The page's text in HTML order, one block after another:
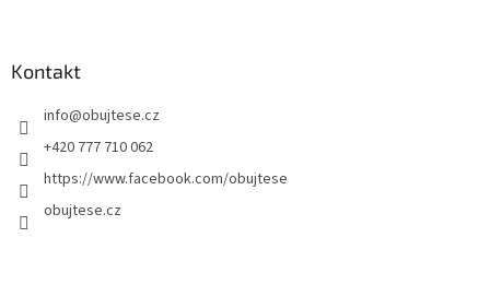
Kontakt
info@obujtese.cz
+420 777 710 062
https://www.facebook.com/obujtese
obujtese.cz